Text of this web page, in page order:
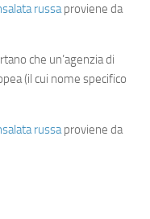
russaproviene da
che un’agenzia di
(il cui nome specifico
russaproviene da